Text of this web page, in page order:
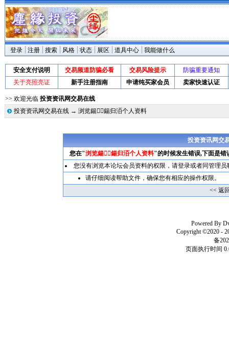
登录 注册 搜索 风格 状态 展区 道具中心 我能做什么
安全支付说明 交易频道防骗必看 交易风险提示
防骗重要通知
关于亮照亮证
新手注册指南 申请纯买家会员 卖家快速认证
>> 欢迎光临 投资资讯网交易在线
投资资讯网交易在线→ 浏览鍚鍚归洦个人资料
投资资讯网交
您在"浏览鍚鍚归洦个人资料"的时候发生错误,下面是错
您没有浏览本论坛会员资料的权限，请登录或者同管理员
请仔细阅读帮助文件，确保您有相应的操作权限。
<< 返
Powered By
Copyright ©2020 -
备
页面执行时间